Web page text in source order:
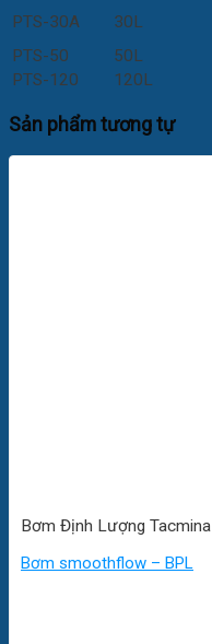
PTS-30A 30L
PTS-50
50L
PTS-120
120L
Sản phẩm tương tự
Bơm Định Lượng Tacmina
Bơm smoothflow – BPL